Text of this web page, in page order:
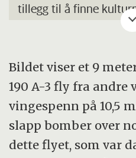
tillegg til å finne
finne sjøminer,
offshoreaktivitet
overvåke marint liv.
Prinsippet for SAS er
antenne ved å sette
Bildet viser et 9
190 A-3 fly fra andre
vingespenn på 10,5
slapp bomber over
dette flyet, som var